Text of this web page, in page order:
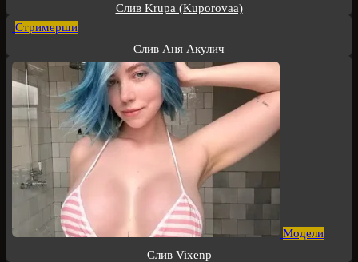
Слив Krupa (Kuporovaa)
Стримерши
Слив Аня Акулич
Модели
Слив Vixenp